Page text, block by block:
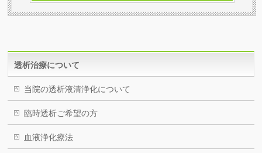
透析治療について
当院の透析液清浄化について
臨時透析ご希望の方
血液浄化療法